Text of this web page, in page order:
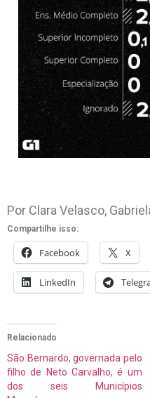
Por Clara Velasco,
Compartilhe isso:
Facebook X
LinkedIn
Relacionado
São Bernardo, governada pelo
filho de Neto Carvalho, é um
dos seis Municípios